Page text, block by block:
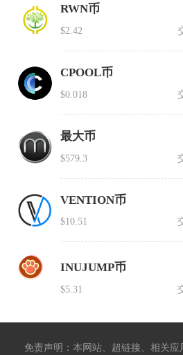
RWN币
$2.42
CPOOL币
$0.018
最大币
$579.3
VENTION币
$10.51
INUJUMP币
$5.31
免责声明：本网站、超链接、相关